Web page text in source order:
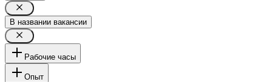
В названии вакансии
Рабочие часы
Опыт